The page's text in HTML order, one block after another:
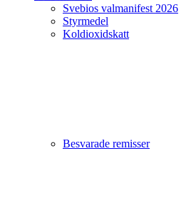
Svebios valmanifest 2026
Styrmedel
Koldioxidskatt
Besvarade remisser